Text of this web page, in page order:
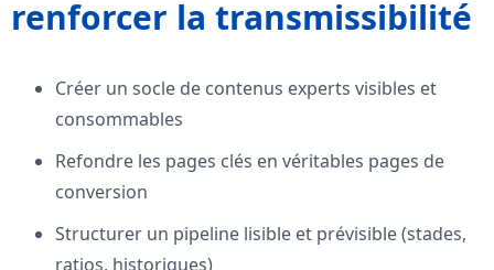
renforcer la transmissibilité
Créer un socle de contenus experts visibles et
consommables
Refondre les pages clés en véritables pages de
conversion
Structurer un pipeline lisible et prévisible (stades,
ratios, historiques)